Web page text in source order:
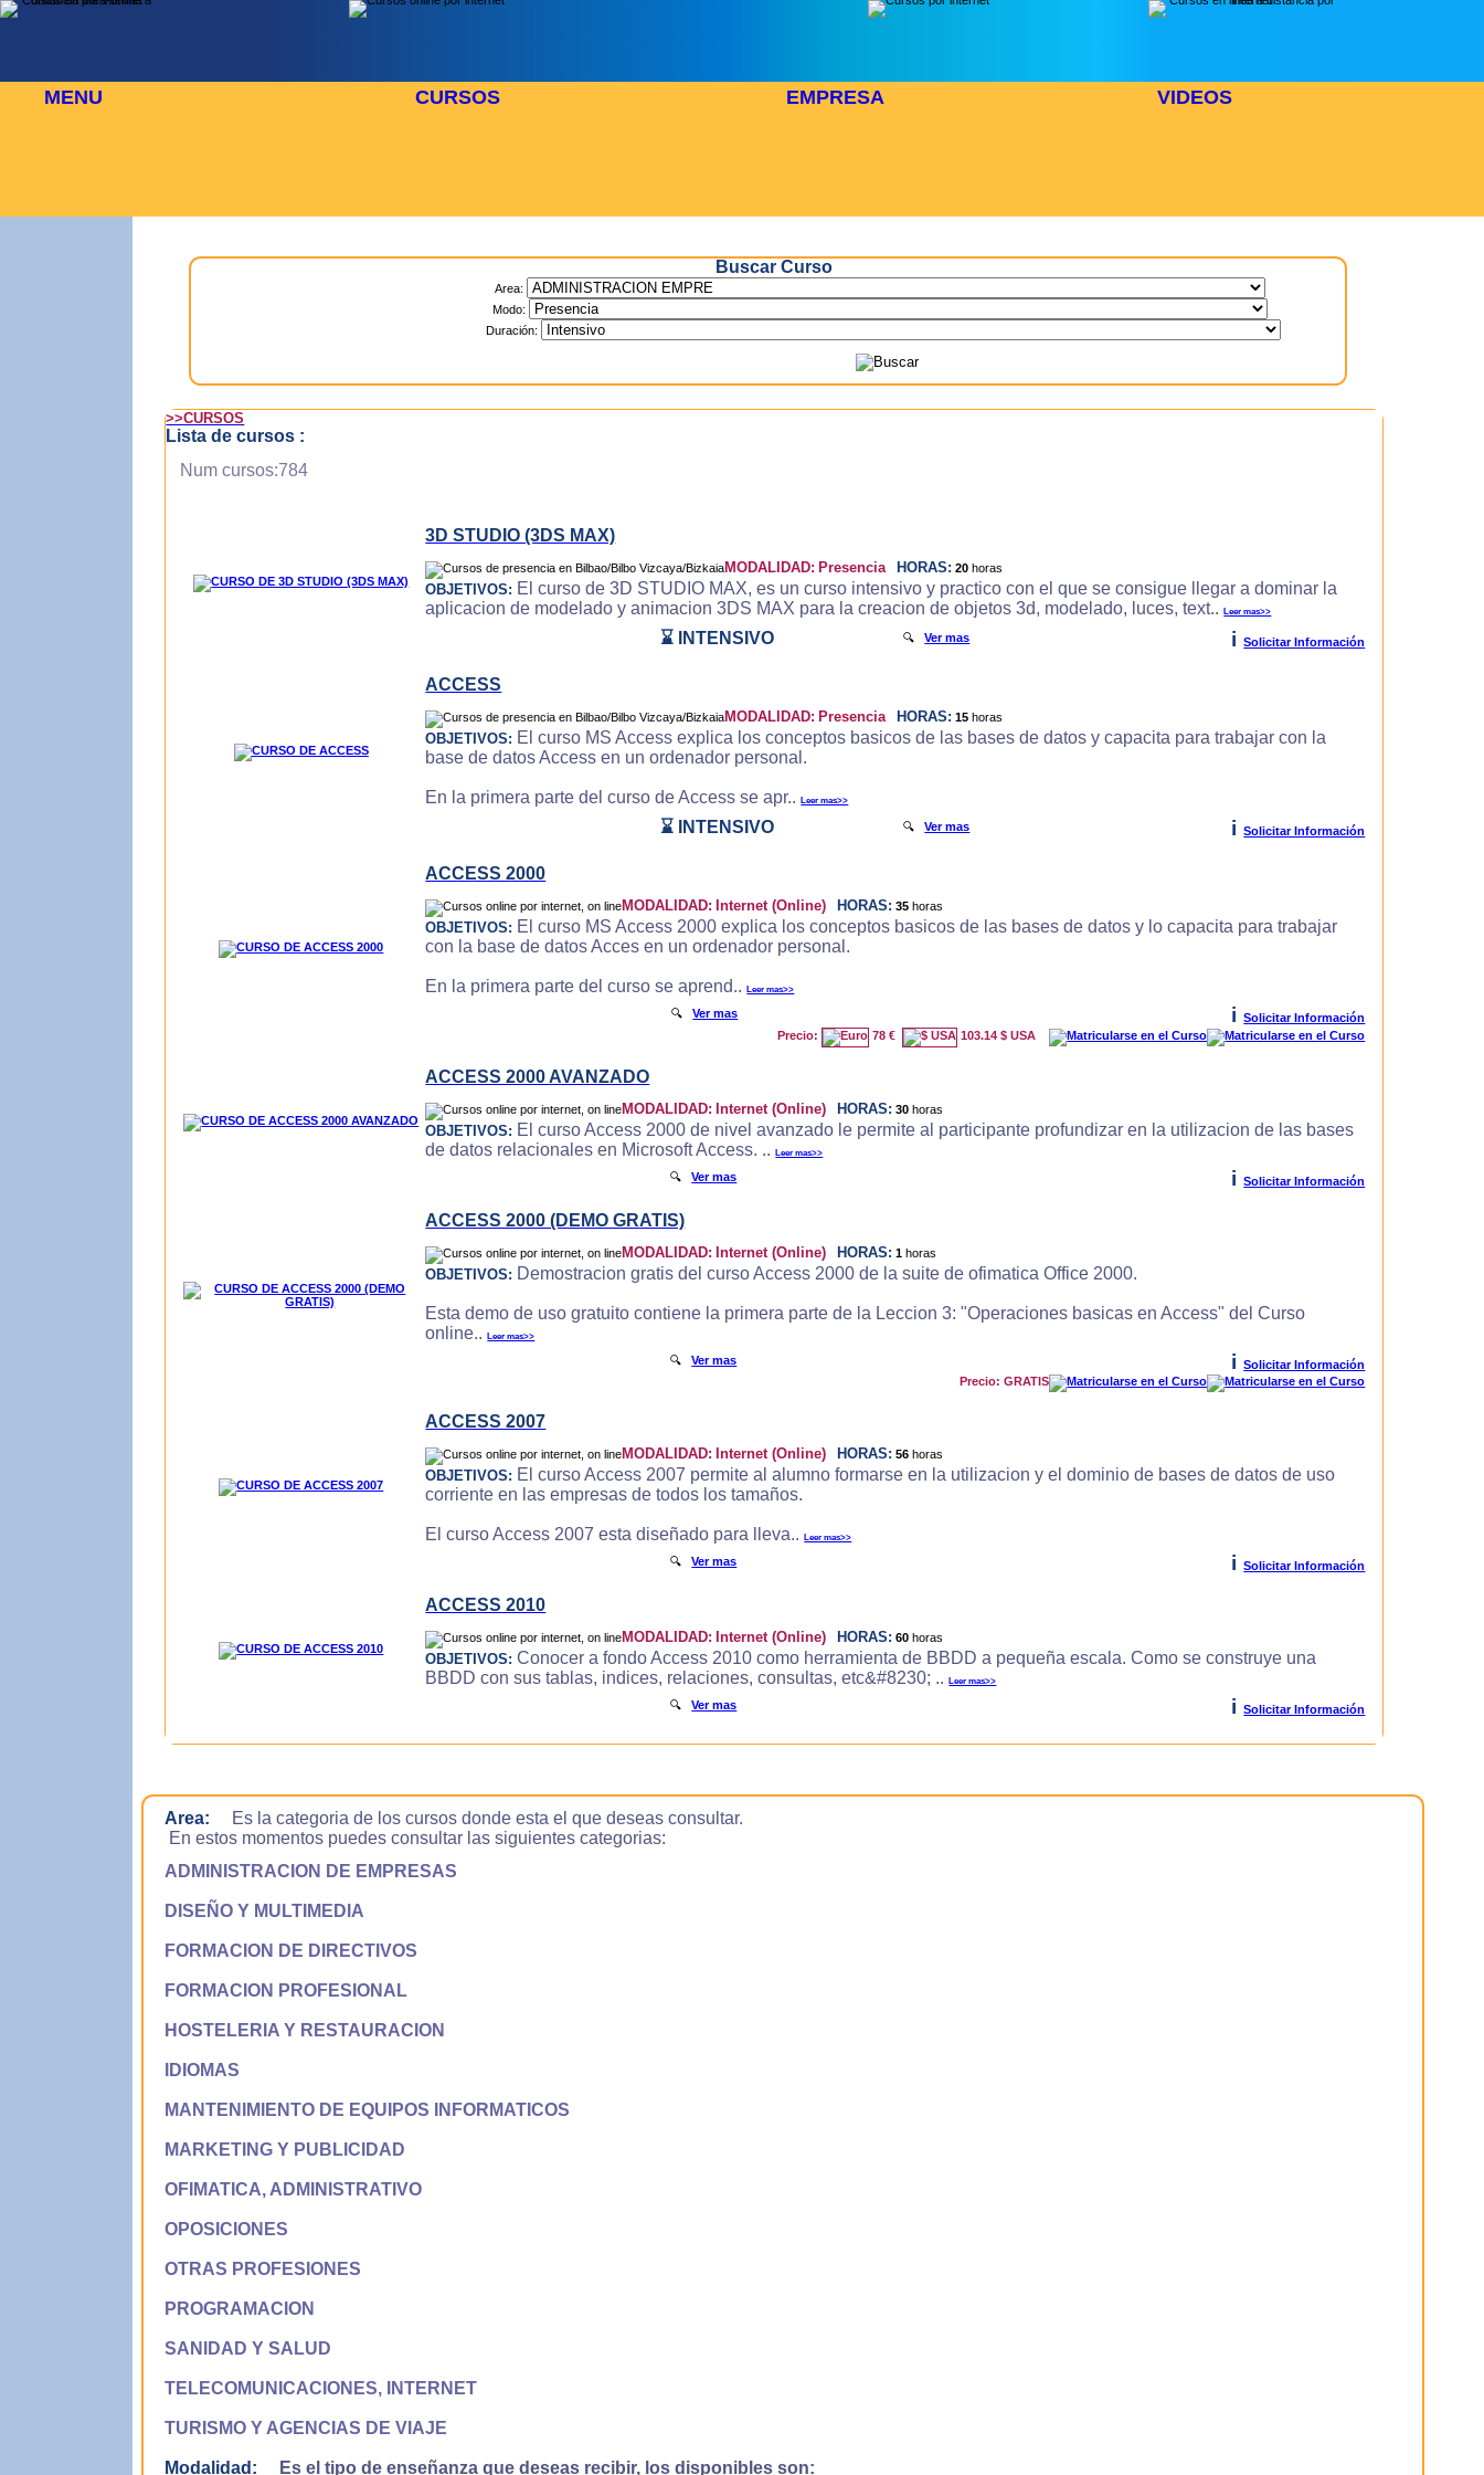
MENU CURSOS EMPRESA VIDEOS
Buscar Curso
Area:
Modo:
Duración:
>>CURSOS
Lista de cursos :
Num cursos:784
3D STUDIO (3DS MAX)
MODALIDAD: Presencia HORAS: 20 horas
OBJETIVOS: El curso de 3D STUDIO MAX, es un curso intensivo y practico con el que se consigue llegar a dominar la
aplicacion de modelado y animacion 3DS MAX para la creacion de objetos 3d, modelado, luces, text..Leer mas>>
⌛ INTENSIVO 🔍Ver mas i Solicitar Información
ACCESS
MODALIDAD: Presencia HORAS: 15 horas
OBJETIVOS: El curso MS Access explica los conceptos basicos de las bases de datos y capacita para trabajar con la
base de datos Access en un ordenador personal.
En la primera parte del curso de Access se apr..Leer mas>>
⌛ INTENSIVO 🔍Ver mas i Solicitar Información
ACCESS 2000
MODALIDAD: Internet (Online) HORAS: 35 horas
OBJETIVOS: El curso MS Access 2000 explica los conceptos basicos de las bases de datos y lo capacita para trabajar
con la base de datos Acces en un ordenador personal.
En la primera parte del curso se aprend..Leer mas>>
🔍Ver mas i
Solicitar Información
Precio:
78 € 103.14 $ USA
ACCESS 2000 AVANZADO
MODALIDAD: Internet (Online) HORAS: 30 horas
OBJETIVOS: El curso Access 2000 de nivel avanzado le permite al participante profundizar en la utilizacion de las bases
de datos relacionales en Microsoft Access. ..Leer mas>>
🔍Ver mas i Solicitar Información
ACCESS 2000 (DEMO GRATIS)
MODALIDAD: Internet (Online) HORAS: 1 horas
OBJETIVOS: Demostracion gratis del curso Access 2000 de la suite de ofimatica Office 2000.
Esta demo de uso gratuito contiene la primera parte de la Leccion 3: "Operaciones basicas en Access" del Curso
online..Leer mas>>
🔍Ver mas i
Solicitar Información
Precio: GRATIS
ACCESS 2007
MODALIDAD: Internet (Online) HORAS: 56 horas
OBJETIVOS: El curso Access 2007 permite al alumno formarse en la utilizacion y el dominio de bases de datos de uso
corriente en las empresas de todos los tamaños.
El curso Access 2007 esta diseñado para lleva..Leer mas>>
🔍Ver mas i Solicitar Información
ACCESS 2010
MODALIDAD: Internet (Online) HORAS: 60 horas
OBJETIVOS: Conocer a fondo Access 2010 como herramienta de BBDD a pequeña escala. Como se construye una
BBDD con sus tablas, indices, relaciones, consultas, etc&#8230; ..Leer mas>>
🔍Ver mas i Solicitar Información
Area:
Es la categoria de los cursos donde esta el que deseas consultar.
En estos momentos puedes consultar las siguientes categorias:
ADMINISTRACION DE EMPRESAS
DISEÑO Y MULTIMEDIA
FORMACION DE DIRECTIVOS
FORMACION PROFESIONAL
HOSTELERIA Y RESTAURACION
IDIOMAS
MANTENIMIENTO DE EQUIPOS INFORMATICOS
MARKETING Y PUBLICIDAD
OFIMATICA, ADMINISTRATIVO
OPOSICIONES
OTRAS PROFESIONES
PROGRAMACION
SANIDAD Y SALUD
TELECOMUNICACIONES, INTERNET
TURISMO Y AGENCIAS DE VIAJE
Modalidad: Es el tipo de enseñanza que deseas recibir, los disponibles son: